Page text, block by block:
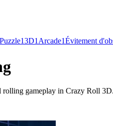
Puzzle13D1Arcade1Évitement
gameplay in Crazy Roll